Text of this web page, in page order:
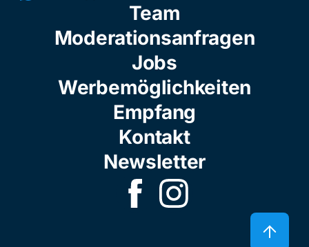
Team
Moderationsanfragen
Jobs
Werbemöglichkeiten
Empfang
Kontakt
Newsletter